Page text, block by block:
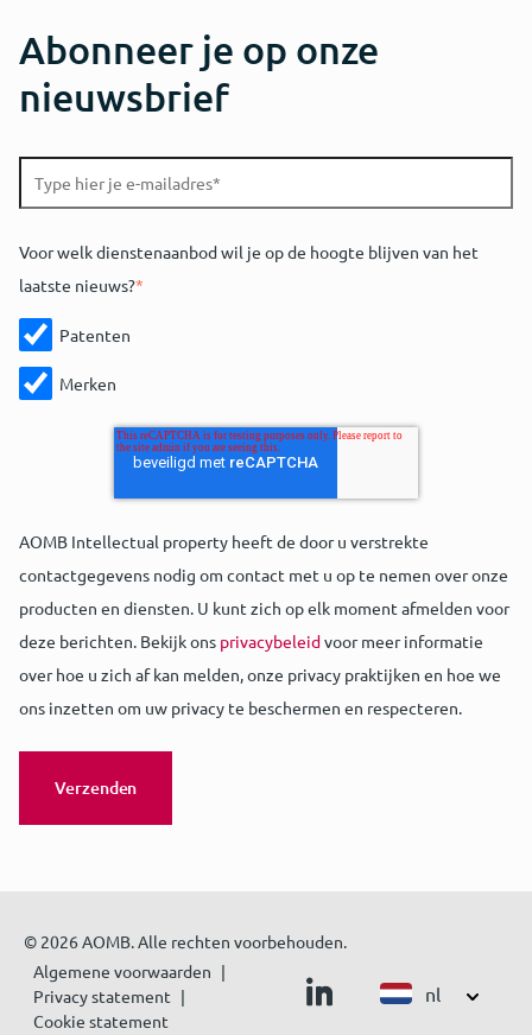
Abonneer je op onze
nieuwsbrief
Voor welk dienstenaanbod wil je op de hoogte blijven van het
laatste nieuws?*
Patenten
Merken
AOMB Intellectual property heeft de door u verstrekte
contactgegevens nodig om contact met u op te nemen over onze
producten en diensten. U kunt zich op elk moment afmelden voor
deze berichten. Bekijk ons privacybeleidvoor meer informatie
over hoe u zich af kan melden, onze privacy praktijken en hoe we
ons inzetten om uw privacy te beschermen en respecteren.
© 2026 AOMB. Alle rechten voorbehouden.
Algemene voorwaarden
Privacy statement
Cookie statement
nl